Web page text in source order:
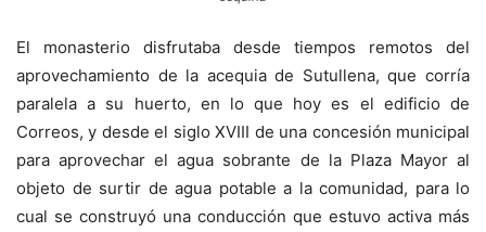
El monasterio disfrutaba desde tiempos remotos del
aprovechamiento de la acequia de Sutullena, que corría
paralela a su huerto, en lo que hoy es el edificio de
Correos, y desde el siglo XVIII de una concesión municipal
para aprovechar el agua sobrante de la Plaza Mayor al
objeto de surtir de agua potable a la comunidad, para lo
cual se construyó una conducción que estuvo activa más